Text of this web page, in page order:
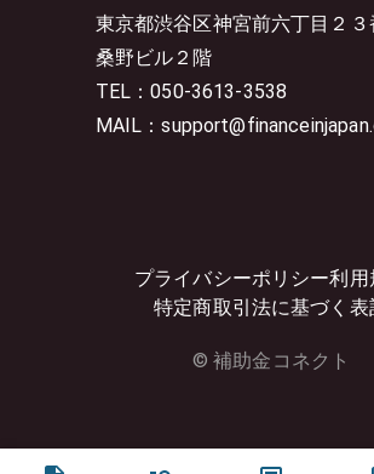
東京都渋谷区神宮前六丁目２
桑野ビル２階
TEL：050-3613-3538
MAIL：
プライバシーポリシー利用
特定商取引法に基づく表
© 補助金コネクト